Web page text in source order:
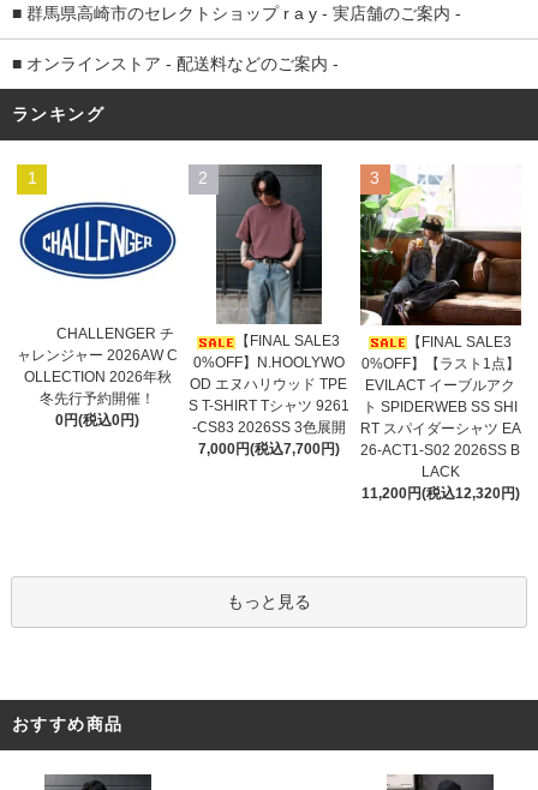
■ 群馬県高崎市のセレクトショップ r a y - 実店舗のご案内 -
■ オンラインストア - 配送料などのご案内 -
ランキング
1
CHALLENGER チ
ャレンジャー 2026AW C
OLLECTION 2026年秋
冬先行予約開催！
0円(税込0円)
2
【FINAL SALE3
0%OFF】N.HOOLYWO
OD エヌハリウッド TPE
S T-SHIRT Tシャツ 9261
-CS83 2026SS 3色展開
7,000円(税込7,700円)
3
【FINAL SALE3
0%OFF】【ラスト1点】
EVILACT イーブルアク
ト SPIDERWEB SS SHI
RT スパイダーシャツ EA
26-ACT1-S02 2026SS B
LACK
11,200円(税込12,320円)
もっと見る
おすすめ商品